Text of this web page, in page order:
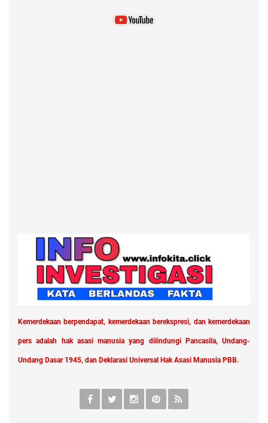
Kemerdekaan berpendapat, kemerdekaan berekspresi, dan kemerdekaan
pers adalah hak asasi manusia yang dilindungi Pancasila, Undang-
Undang Dasar 1945, dan Deklarasi Universal Hak Asasi Manusia PBB.